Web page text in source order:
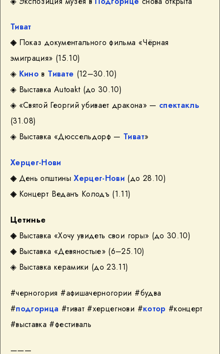
Тиват
◈ Показ документального фильма «Чёрная
эмиграция» (15.10)
◈ Кино в Тивате (12–30.10)
◈ Выставка Autoakt (до 30.10)
◈ «Святой Георгий убивает дракона» — спектакль
(31.08)
◈ Выставка «Дюссельдорф — Тиват»
Херцег-Нови
◈ День општиныХерцег-Нови (до 28.10)
◈ Концерт Веданъ Колодъ (1.11)
Цетинье
◈ Выставка «Хочу увидеть свои горы» (до 30.10)
◈Выставка «Девяностые» (6–25.10)
◈ Выставка керамики (до 23.11)
#черногория #афишачерногории #будва
#подгорица #тиват #херцегнови #котор #концерт
#выставка #фестиваль
———